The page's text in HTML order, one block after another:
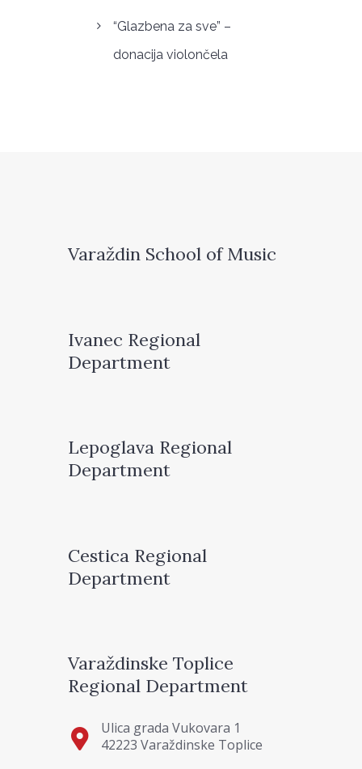
“Glazbena za sve” –
donacija violončela
Varaždin School of Music
Ivanec Regional
Department
Lepoglava Regional
Department
Cestica Regional
Department
Varaždinske Toplice
Regional Department
Ulica grada Vukovara 1
42223 Varaždinske Toplice